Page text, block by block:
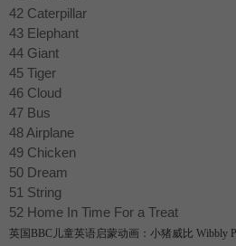
42 Caterpillar
43 Elephant
44 Giant
45 Tiger
46 Cloud
47 Bus
48 Airplane
49 Chicken
50 Dream
51 String
52 Home In Time For a Treat
英国BBC儿童英语启蒙动画：小猪威比 Wibbly